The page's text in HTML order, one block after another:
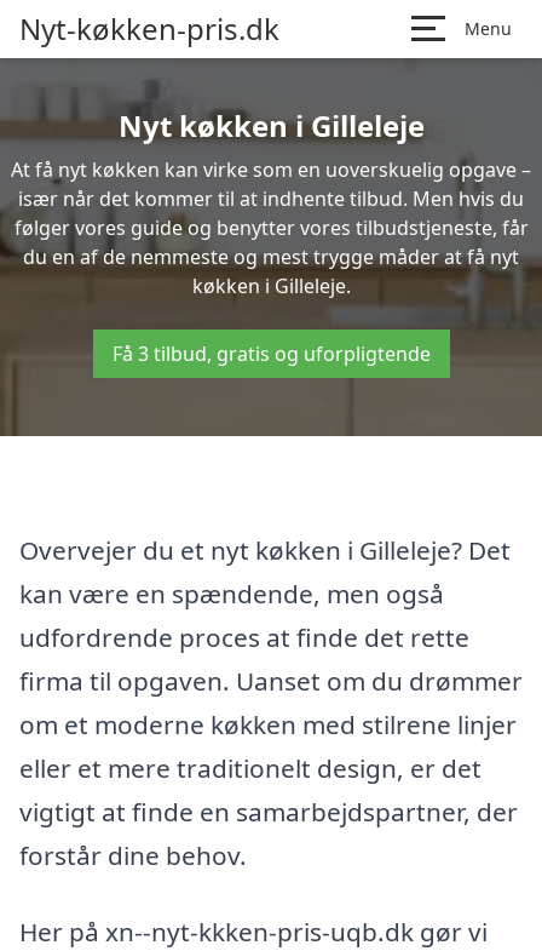
Nyt-køkken-pris.dk Menu
Nyt køkken i Gilleleje
At få nyt køkken kan virke som en uoverskuelig opgave –
især når det kommer til at indhente tilbud. Men hvis du
følger vores guide og benytter vores tilbudstjeneste, får
du en af de nemmeste og mest trygge måder at få nyt
køkken i Gilleleje.
Få 3 tilbud, gratis og uforpligtende
Overvejer du et nyt køkken i Gilleleje? Det
kan være en spændende, men også
udfordrende proces at finde det rette
firma til opgaven. Uanset om du drømmer
om et moderne køkken med stilrene linjer
eller et mere traditionelt design, er det
vigtigt at finde en samarbejdspartner, der
forstår dine behov.
Her på xn--nyt-kkken-pris-uqb.dk gør vi